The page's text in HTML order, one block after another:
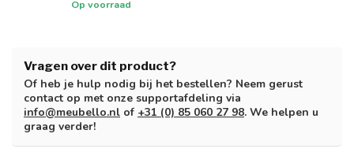
Op voorraad
Vragen over dit product?
Of heb je hulp nodig bij het bestellen? Neem gerust
contact op met onze supportafdeling via
info@meubello.nl of +31 (0) 85 060 27 98. We helpen u
graag verder!